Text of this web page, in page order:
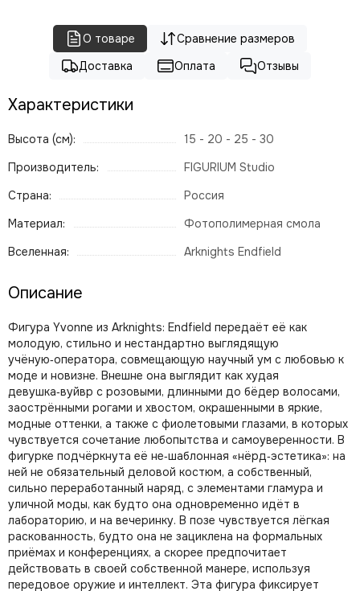
О товаре
Сравнение размеров
Доставка
Оплата Отзывы
Характеристики
Высота (см):
15 - 20 - 25 - 30
Производитель:
FIGURIUM Studio
Страна:
Россия
Материал:
Фотополимерная смола
Вселенная:
Arknights Endfield
Описание
Фигура Yvonne из Arknights: Endfield передаёт её как
молодую, стильно и нестандартно выглядящую
учёную‑оператора, совмещающую научный ум с любовью к
моде и новизне. Внешне она выглядит как худая
девушка‑вуйвр с розовыми, длинными до бёдер волосами,
заострёнными рогами и хвостом, окрашенными в яркие,
модные оттенки, а также с фиолетовыми глазами, в которых
чувствуется сочетание любопытства и самоуверенности. В
фигурке подчёркнута её не‑шаблонная «нёрд‑эстетика»: на
ней не обязательный деловой костюм, а собственный,
сильно переработанный наряд, с элементами гламура и
уличной моды, как будто она одновременно идёт в
лабораторию, и на вечеринку. В позе чувствуется лёгкая
раскованность, будто она не зациклена на формальных
приёмах и конференциях, а скорее предпочитает
действовать в своей собственной манере, используя
передовое оружие и интеллект. Эта фигура фиксирует